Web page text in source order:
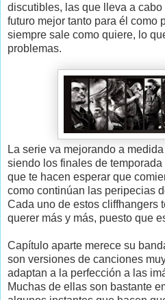
discutibles, las que lleva a
futuro mejor tanto para él como
siempre sale como quiere, lo
problemas.
La serie va mejorando a
siendo los finales de
que te hacen esperar que
como continúan las peripecias
Cada uno de estos cliffhangers
querer más y más, puesto que
Capítulo aparte merece su
son versiones de canciones
adaptan a la perfección a las
Muchas de ellas son bastante